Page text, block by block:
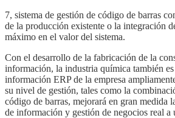
7, sistema de gestión de código de barras
de la producción existente o la integración
máximo en el valor del sistema.
Con el desarrollo de la fabricación de la
información, la industria química también es
información ERP de la empresa
su nivel de gestión, tales como la
código de barras, mejorará en gran medida
de información y gestión de negocios real a